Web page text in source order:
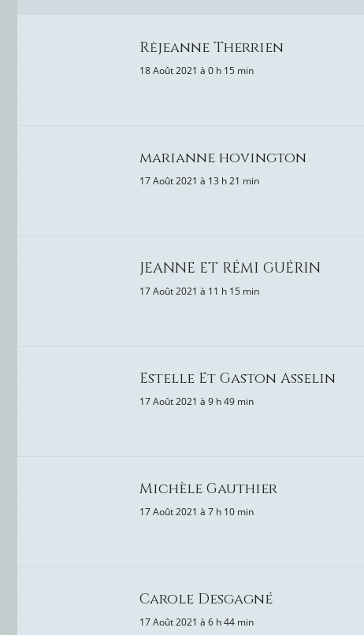
Rėjeanne Therrien
18 Août 2021 à 0 h 15 min
marianne hovington
17 Août 2021 à 13 h 21 min
JEANNE ET RÉMI GUÉRIN
17 Août 2021 à 11 h 15 min
Estelle Et Gaston Asselin
17 Août 2021 à 9 h 49 min
Michèle Gauthier
17 Août 2021 à 7 h 10 min
Carole Desgagné
17 Août 2021 à 6 h 44 min